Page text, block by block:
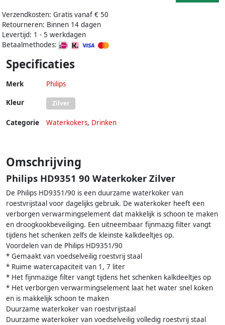
Verzendkosten: Gratis vanaf € 50
Retourneren: Binnen 14 dagen
Levertijd: 1 - 5 werkdagen
Betaalmethodes:
Specificaties
Merk Philips
Kleur Zilver
Categorie Waterkokers, Drinken
Omschrijving
Philips HD9351 90 Waterkoker Zilver
De Philips HD9351/90 is een duurzame waterkoker van
roestvrijstaal voor dagelijks gebruik. De waterkoker heeft een
verborgen verwarmingselement dat makkelijk is schoon te maken
en droogkookbeveiliging. Een uitneembaar fijnmazig filter vangt
tijdens het schenken zelfs de kleinste kalkdeeltjes op.
Voordelen van de Philips HD9351/90
* Gemaakt van voedselveilig roestvrij staal
* Ruime watercapaciteit van 1, 7 liter
* Het fijnmazige filter vangt tijdens het schenken kalkdeeltjes op
* Het verborgen verwarmingselement laat het water snel koken
en is makkelijk schoon te maken
Duurzame waterkoker van roestvrijstaal
Duurzame waterkoker van voedselveilig volledig roestvrij staal